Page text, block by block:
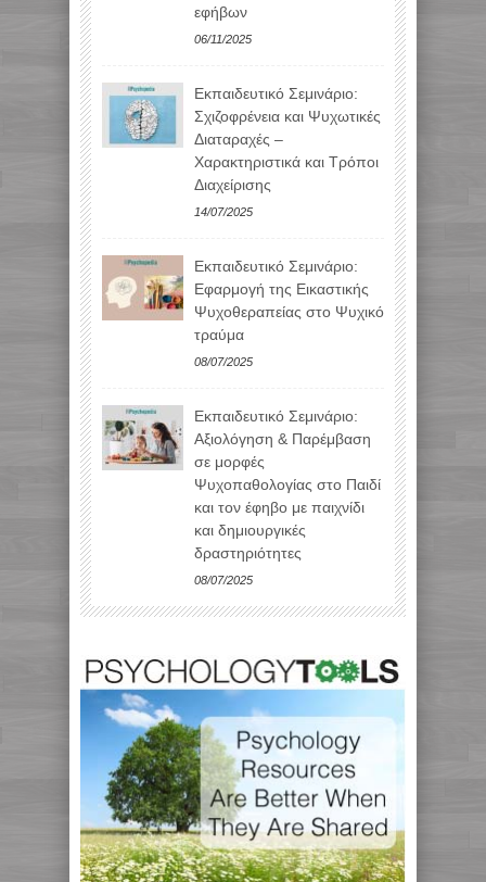
εφήβων
06/11/2025
Εκπαιδευτικό Σεμινάριο:
Σχιζοφρένεια και Ψυχωτικές
Διαταραχές –
Χαρακτηριστικά και Τρόποι
Διαχείρισης
14/07/2025
Εκπαιδευτικό Σεμινάριο:
Εφαρμογή της Εικαστικής
Ψυχοθεραπείας στο Ψυχικό
τραύμα
08/07/2025
Εκπαιδευτικό Σεμινάριο:
Αξιολόγηση & Παρέμβαση
σε μορφές
Ψυχοπαθολογίας στο Παιδί
και τον έφηβο με παιχνίδι
και δημιουργικές
δραστηριότητες
08/07/2025